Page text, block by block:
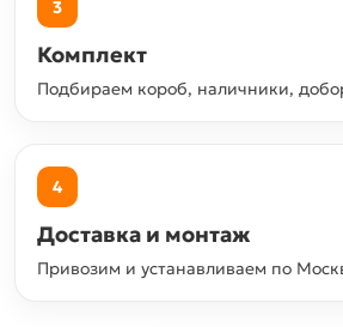
3
Комплект
Подбираем короб, наличники,
4
Доставка и монтаж
Привозим и устанавливаем по